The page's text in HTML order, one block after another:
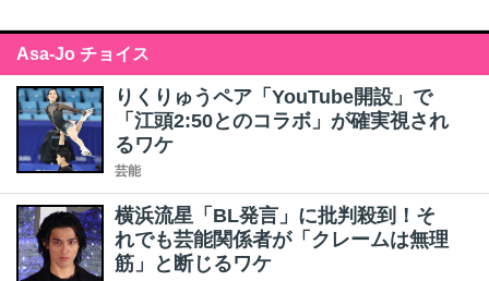
Asa-Jo チョイス
りくりゅうペア「YouTube開設」で
「江頭2:50とのコラボ」が確実視され
るワケ
芸能
横浜流星「BL発言」に批判殺到！そ
れでも芸能関係者が「クレームは無理
筋」と断じるワケ